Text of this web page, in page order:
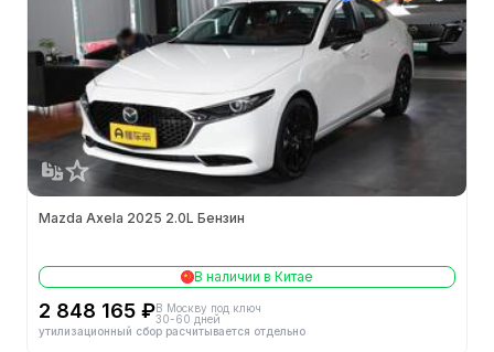
Колея задних колес (мм) 1581
Ширина (мм) 1797
Колея передних колес (мм)
Длина (мм)
Полная масса (кг) 1853
Объем багажника (л)
Mazda Axela 2025 2.0L Бензин
В наличии в Китае
2 848 165 ₽В Москву под ключ
30-60 дней
утилизационный сбор расчитывается отдельно